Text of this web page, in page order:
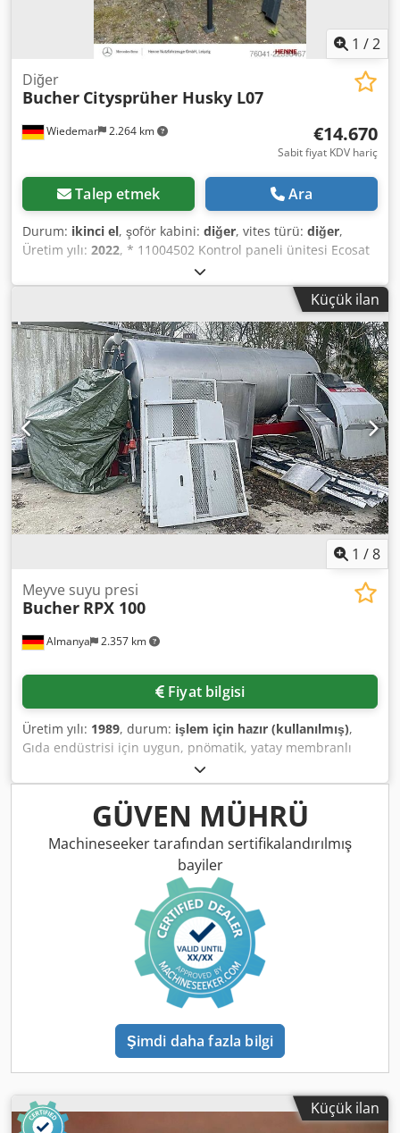
1 /2
Wiedemar 2.264 km
Diğer
Bucher Citysprüher Husky L07
€14.670
Sabit fiyat KDV hariç
Talep etmek Ara
Durum: ikinci el, şoför kabini: diğer, vites türü: diğer,
Üretim yılı: 2022, * 11004502 Kontrol paneli ünitesi Ecosat
* 11006283 Arayüz kablosu RS 232 EcoSat Mobidat * 15226
Kış hizmeti işaretleme levhası 1180x190mm Husky NGS V
W + 1300S * 8059624 Sarı renkli kontur işaretleme levhası,
konteynerler için Husky (6,5 m) * 11000032 Serpme desen
ayarı mekanik, 8m, komple, monte edilmiş * 11002061
Döner uyarı lambası LED * 8078950 Park cihazı 1T
Universal, 700 kollu (set) * 8027633 Adaptör çerçevesi
Multihog CX75, Husky için (U1200 G1200), komple *
8085013 Serpme tabağı fırçası FS100 6m, plastik koruyucu
ekran dahil Diğer: Crjdpfx Alsznvudjgef * Araç ve
makinelerin takas ve satın alınması mümkündür. * Satış
fiyatı, nakliye ve teslimat masraflarını içermez. * Baskı ve
yazım hataları için sorumluluk kabul edilmez. * Hata,
değişiklik ve ön satış saklıdır. * Teklif, bağlayıcı değildir. *
Fotoğraflar farklılık gösterebilir. Fiyat, mevcut durum için
Küçük ilan
1 /8
Almanya 2.357 km
Meyve suyu presi
Bucher RPX 100
Fiyat bilgisi
Üretim yılı: 1989, durum: işlem için hazır (kullanılmış),
Gıda endüstrisi için uygun, pnömatik, yatay membranlı
tank presi Bucher bulunmaktadır. Nominal hacim: 100 hl,
maks. işleme kapasitesi (üzüm): 6000 kg/parti, makine
boyutları X/Y/Z: yaklaşık 6300 mm/2200 mm/2250 mm,
ağırlık: yaklaşık 5000 kg. Merkezi dolum ve damlama tepsisi
dahildir. Yerinde inceleme yapmak mümkündür. Crsdpfezl
GÜVEN MÜHRÜ
Machineseeker tarafından sertifikalandırılmış
bayiler
Şimdi daha fazla bilgi
Küçük ilan